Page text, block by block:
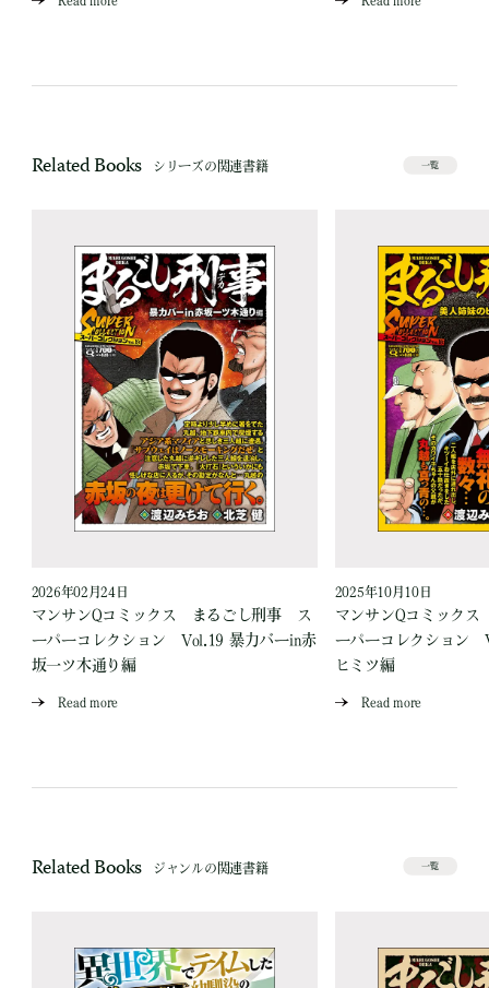
Related Books シリーズの関連書籍 一覧
2026年02月24日
マンサンQコミックス まるごし刑事 ス
ーパーコレクション Vol.19 暴力バーin赤
坂一ツ木通り編
Read more
2025年10月10日
マンサンQコミック
ーパーコレクション
ヒミツ編
Read more
Related Books ジャンルの関連書籍 一覧